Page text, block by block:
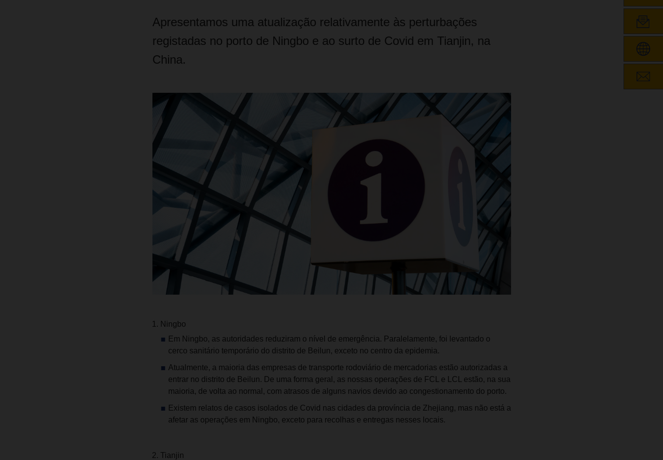
Apresentamos uma atualização relativamente às perturbações
registadas no porto de Ningbo e ao surto de Covid em Tianjin, na
China.
Ningbo
Em Ningbo, as autoridades reduziram o nível de emergência. Paralelamente, foi levantado o
cerco sanitário temporário do distrito de Beilun, exceto no centro da epidemia.
Atualmente, a maioria das empresas de transporte rodoviário de mercadorias estão autorizadas a
entrar no distrito de Beilun. De uma forma geral, as nossas operações de FCL e LCL estão, na sua
maioria, de volta ao normal, com atrasos de alguns navios devido ao congestionamento do porto.
Existem relatos de casos isolados de Covid nas cidades da província de Zhejiang, mas não está a
afetar as operações em Ningbo, exceto para recolhas e entregas nesses locais.
Tianjin